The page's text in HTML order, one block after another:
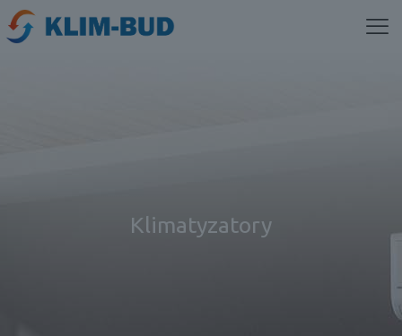
Klimatyzatory